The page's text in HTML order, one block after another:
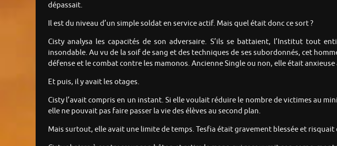
dépassait.
Il est du niveau d’un simple soldat en service actif. Mais quel était donc ce sort ?
Cisty analysa les capacités de son adversaire. S’ils se battaient, l’Institut tout
insondable. Au vu de la soif de sang et des techniques de ses subordonnés, cet
défense et le combat contre les mamonos. Ancienne Single ou non, elle était
Et puis, il y avait les otages.
Cisty l’avait compris en un instant. Si elle voulait réduire le nombre de victimes au
elle ne pouvait pas faire passer la vie des élèves au second plan.
Mais surtout, elle avait une limite de temps. Tesfia était gravement blessée et